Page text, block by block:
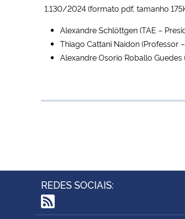
1.130/2024 (formato pdf, tamanho
Alexandre Schlöttgen (TAE –
Thiago Cattani Naidon (Professor
Alexandre Osorio Roballo Guedes
REDES SOCIAIS: